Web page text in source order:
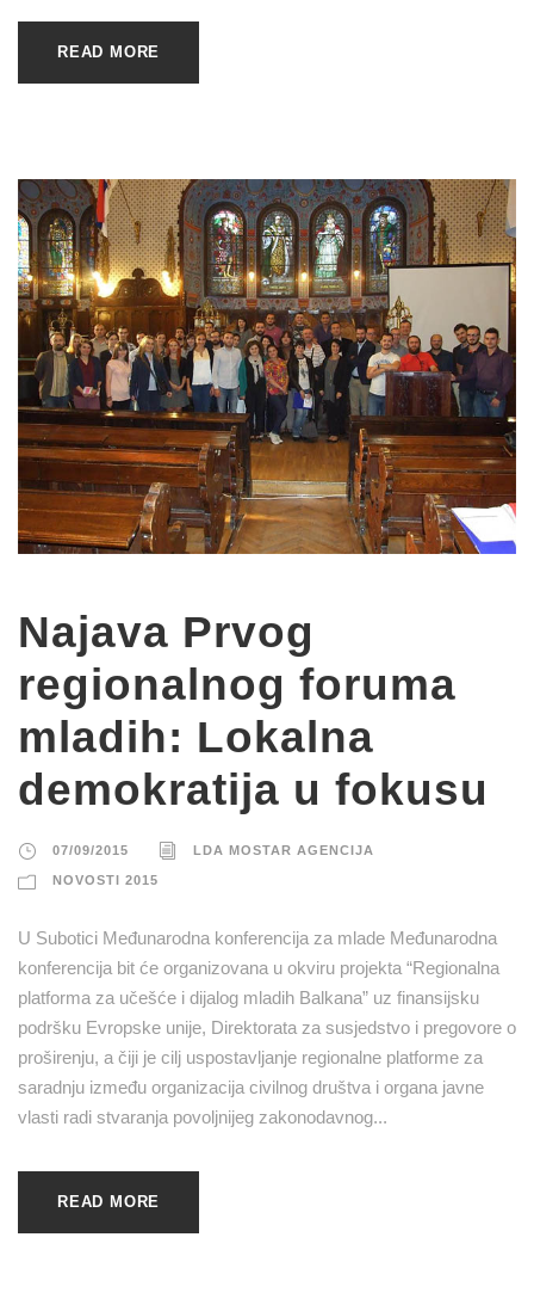
READ MORE
Najava Prvog
regionalnog foruma
mladih: Lokalna
demokratija u fokusu
07/09/2015 LDA MOSTAR AGENCIJA
NOVOSTI 2015
U Subotici Međunarodna konferencija za mlade Međunarodna
konferencija bit će organizovana u okviru projekta “Regionalna
platforma za učešće i dijalog mladih Balkana” uz finansijsku
podršku Evropske unije, Direktorata za susjedstvo i pregovore o
proširenju, a čiji je cilj uspostavljanje regionalne platforme za
saradnju između organizacija civilnog društva i organa javne
vlasti radi stvaranja povoljnijeg zakonodavnog...
READ MORE